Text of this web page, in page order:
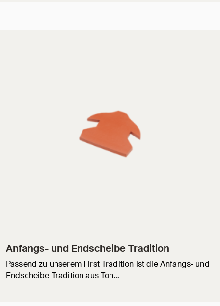
Anfangs- und Endscheibe Tradition
Passend zu unserem First Tradition ist die Anfangs- und
Endscheibe Tradition aus Ton…